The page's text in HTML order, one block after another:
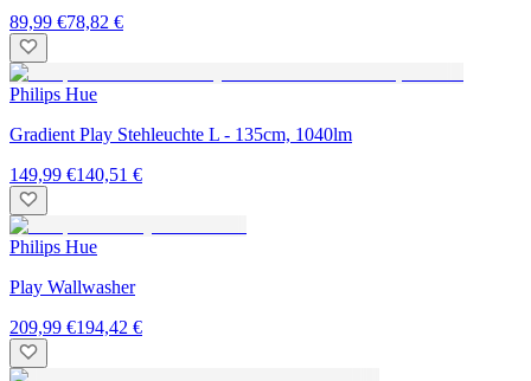
89,99 €78,82 €
Philips Hue
Gradient Play Stehleuchte L - 135cm, 1040lm
149,99 €140,51 €
Philips Hue
Play Wallwasher
209,99 €194,42 €